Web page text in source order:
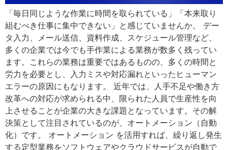
「毎日同じような作業に時間を取られている」「本来取り
組むべき仕事に集中できない」と感じていませんか。 デー
タ入力、メール送信、資料作成、スケジュール管理など、
多くの企業では今でも手作業による業務が数多く残ってい
ます。これらの業務は重要ではあるものの、多くの時間と
労力を必要とし、入力ミスや対応漏れといったヒューマン
エラーの原因にもなります。 近年では、人手不足や働き方
改革への対応が求められる中、限られた人員で生産性を向
上させることが企業の大きな課題となっています。その解
決策として注目されているのが、オートメーション（自動
化）です。 オートメーション を活用すれば、繰り返し発生
する定型業務をソフトウェアやクラウドサービスが自動で